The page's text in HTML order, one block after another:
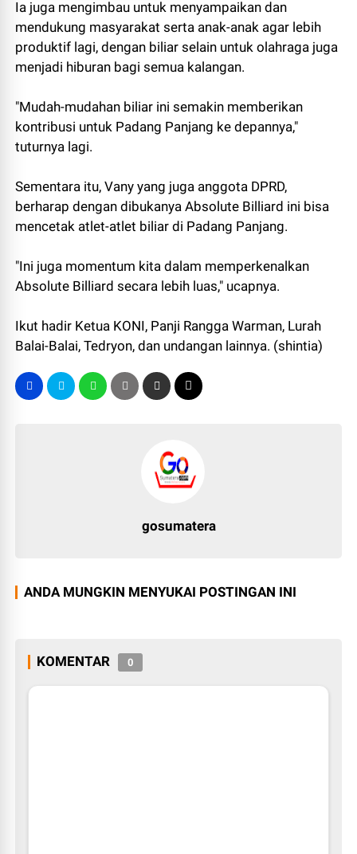
Ia juga mengimbau untuk menyampaikan dan
mendukung masyarakat serta anak-anak agar lebih
produktif lagi, dengan biliar selain untuk olahraga juga
menjadi hiburan bagi semua kalangan.
"Mudah-mudahan biliar ini semakin memberikan
kontribusi untuk Padang Panjang ke depannya,"
tuturnya lagi.
Sementara itu, Vany yang juga anggota DPRD,
berharap dengan dibukanya Absolute Billiard ini bisa
mencetak atlet-atlet biliar di Padang Panjang.
"Ini juga momentum kita dalam memperkenalkan
Absolute Billiard secara lebih luas," ucapnya.
Ikut hadir Ketua KONI, Panji Rangga Warman, Lurah
Balai-Balai, Tedryon, dan undangan lainnya. (shintia)
gosumatera
ANDA MUNGKIN MENYUKAI POSTINGAN INI
KOMENTAR 0